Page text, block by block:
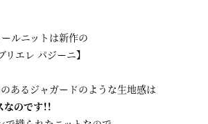
ルニットは新作の
エレ パジーニ】
あるジャガードのような生地感は
のです！！